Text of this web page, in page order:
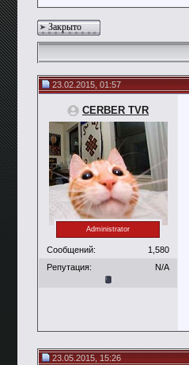
Закрыто
23.02.2015, 01:57
CERBER TVR
Administrator
Сообщений:
1,580
Репутация:
N/A
23.05.2015, 15:26